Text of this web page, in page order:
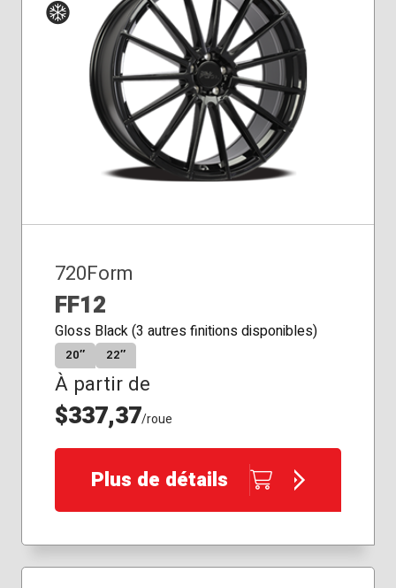
Siège
conique
Hiver
720Form
FF12
Gloss Black (3 autres finitions disponibles)
20″ 22″
À partir de
$337,37/roue
Plus de détails